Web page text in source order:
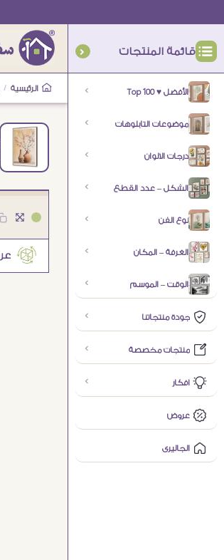
قائمة المنتجات
الأفضل ♥ Top 100
موضوعات التابلوهات
درجات الالوان
الشكل – عدد القطع
نوع الفن
الغرفة – المكان
الوقت – الموسم
جودة منتجاتنا
منتجات مخصصة
افكار
عروض
الجاليرى
الرئيسية /